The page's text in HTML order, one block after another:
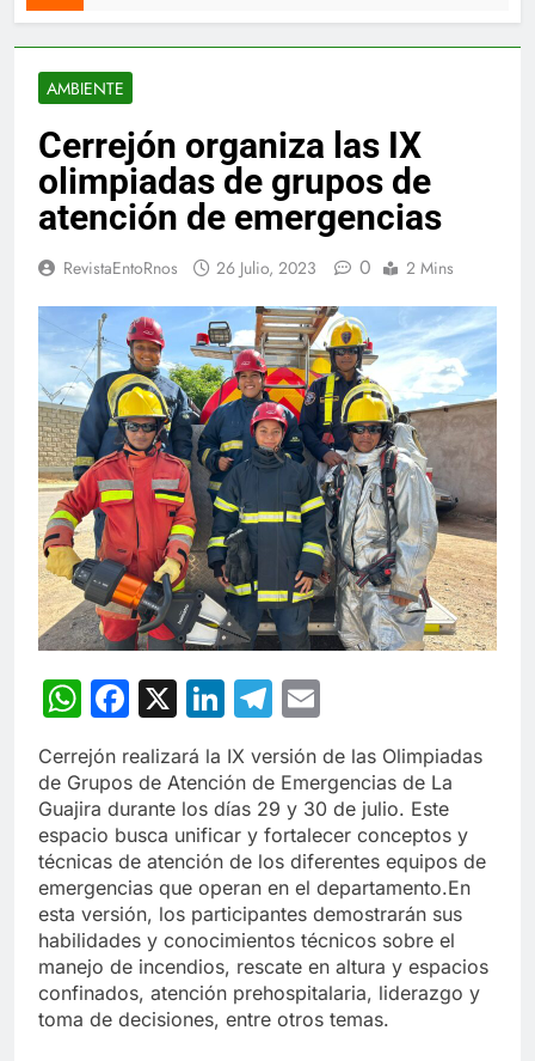
AMBIENTE
Cerrejón organiza las IX
olimpiadas de grupos de
atención de emergencias
RevistaEntoRnos 26 Julio, 2023 0 2 Mins
WhatsApp
Facebook
X LinkedIn
Telegram
Cerrejón realizará la IX versión de las Olimpiadas
de Grupos de Atención de Emergencias de La
Guajira durante los días 29 y 30 de julio. Este
espacio busca unificar y fortalecer conceptos y
técnicas de atención de los diferentes equipos de
emergencias que operan en el departamento.En
esta versión, los participantes demostrarán sus
habilidades y conocimientos técnicos sobre el
manejo de incendios, rescate en altura y espacios
confinados, atención prehospitalaria, liderazgo y
toma de decisiones, entre otros temas.